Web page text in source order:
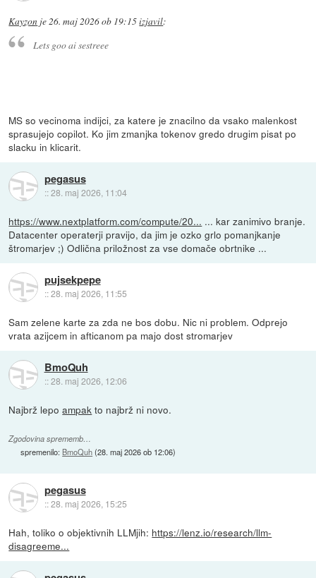
Kayzon je26. maj 2026 ob 19:15izjavil:
Lets goo ai sestreee
MS so vecinoma indijci, za katere je znacilno da vsako malenkost
sprasujejo copilot. Ko jim zmanjka tokenov gredo drugim pisat po
slacku in klicarit.
pegasus
::28. maj 2026, 11:04
https://www.nextplatform.com/compute/20... ... kar zanimivo branje.
Datacenter operaterji pravijo, da jim je ozko grlo pomanjkanje
štromarjev ;) Odlična priložnost za vse domače obrtnike ...
pujsekpepe
::28. maj 2026, 11:55
Sam zelene karte za zda ne bos dobu. Nic ni problem. Odprejo
vrata azijcem in afticanom pa majo dost stromarjev
BmoQuh
::28. maj 2026, 12:06
Najbrž lepoampak to najbrž ni novo.
Zgodovina sprememb…
spremenilo: BmoQuh(28. maj 2026 ob 12:06)
pegasus
::28. maj 2026, 15:25
Hah, toliko o objektivnih LLMjih: https://lenz.io/research/llm-
disagreeme...